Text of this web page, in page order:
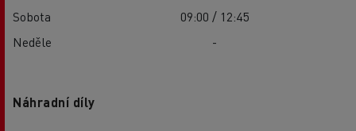
Sobota
09:00 / 12:45
Neděle
-
Náhradní díly